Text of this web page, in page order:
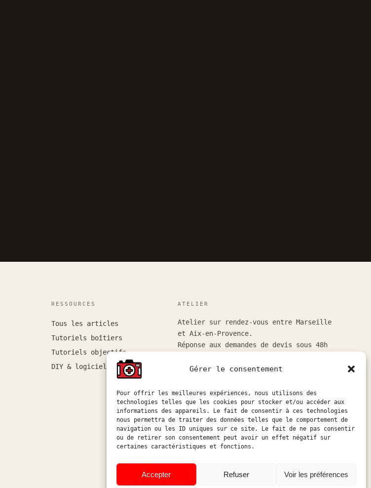
Gérer le consentement
Pour offrir les meilleures expériences, nous utilisons des
technologies telles que les cookies pour stocker et/ou accéder aux
informations des appareils. Le fait de consentir à ces technologies
nous permettra de traiter des données telles que le comportement de
navigation ou les ID uniques sur ce site. Le fait de ne pas consentir
ou de retirer son consentement peut avoir un effet négatif sur
certaines caractéristiques et fonctions.
Accepter Refuser Voir les préférences
RESSOURCES
Tous les articles
Tutoriels boîtiers
Tutoriels objectifs
DIY & logiciel
ATELIER
Atelier sur rendez-vous entre Marseille
et Aix-en-Provence.
Réponse aux demandes de devis sous 48h
À propos de l’atelier
Déposer une demande de devis
Accéder au suivi atelier
Instagram